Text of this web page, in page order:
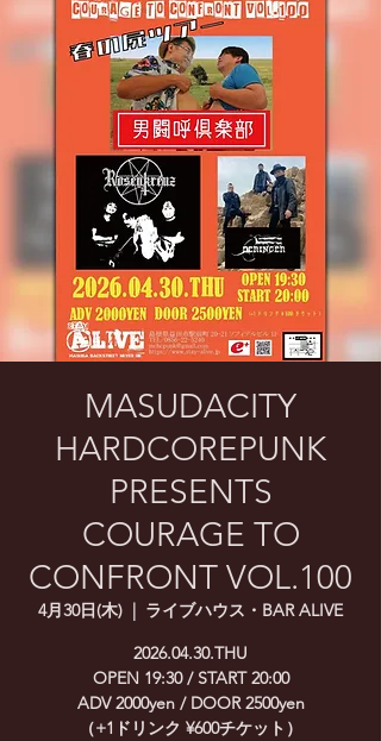
MASUDACITY
HARDCOREPUNK
PRESENTS
COURAGE TO
CONFRONT VOL.100
4月30日(木)
  |
ライブハウス・BAR ALIVE
2026.04.30.THU
OPEN 19:30 / START 20:00
ADV 2000yen / DOOR 2500yen
（+1ドリンク ¥600チケット）